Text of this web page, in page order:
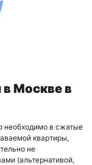
в Москве в
необходимо в сжатые
квартиры,
не
(альтернативой,